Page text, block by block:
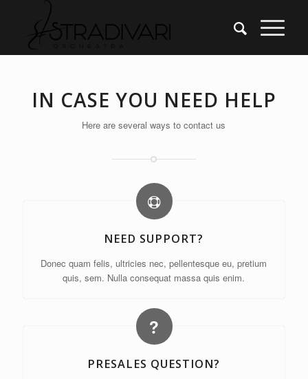
IN CASE YOU NEED HELP
Here are several ways to contact us
NEED SUPPORT?
Donec quam felis, ultricies nec, pellentesque eu, pretium
quis, sem. Nulla consequat massa quis enim.
PRESALES QUESTION?